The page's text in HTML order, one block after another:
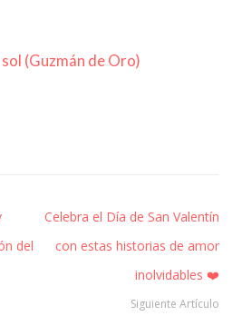
(Guzmán de Oro)
del
Celebra el Día de San Valentín
con estas historias de amor
inolvidables ❤️
Siguiente Artículo